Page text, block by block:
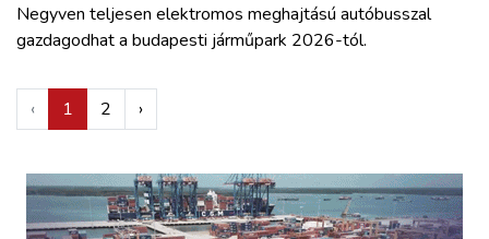
Negyven teljesen elektromos meghajtású autóbusszal
gazdagodhat a budapesti járműpark 2026-tól.
‹ 1 2 ›